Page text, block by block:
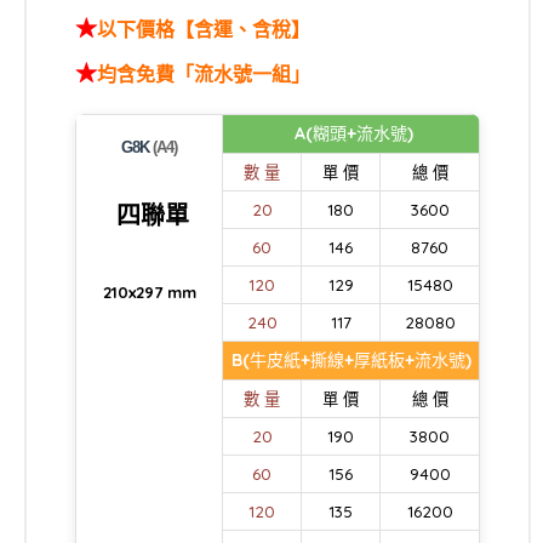
★以下價格【含運、含稅】
★均含免費「流水號一組」
G8K(A4)
四聯單
210x297 mm
A(糊頭+流水號)
數 量 單 價
總 價
20
180
3600
60
146
8760
120
129
15480
240
117 28080
B(牛皮紙+撕線+厚紙板+流水號)
數 量 單 價
總 價
20
190
3800
60
156
9400
120
135
16200